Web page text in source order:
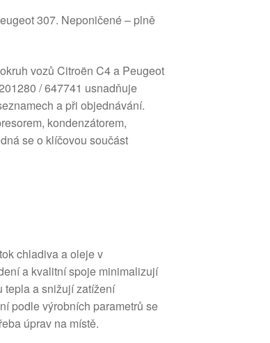
307. Neponičené – plně
vozů Citroën C4 a Peugeot
/ 647741 usnadňuje
a při objednávání.
kondenzátorem,
se o klíčovou součást
chladiva a oleje v
a kvalitní spoje minimalizují
tepla a snižují zatížení
podle výrobních parametrů se
úprav na místě.